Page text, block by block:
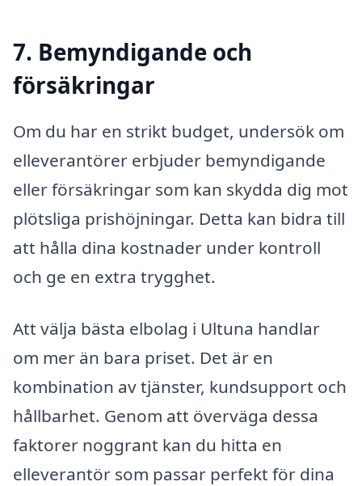
7. Bemyndigande och
försäkringar
Om du har en strikt budget, undersök om
elleverantörer erbjuder bemyndigande
eller försäkringar som kan skydda dig mot
plötsliga prishöjningar. Detta kan bidra till
att hålla dina kostnader under kontroll
och ge en extra trygghet.
Att välja bästa elbolag i Ultuna handlar
om mer än bara priset. Det är en
kombination av tjänster, kundsupport och
hållbarhet. Genom att överväga dessa
faktorer noggrant kan du hitta en
elleverantör som passar perfekt för dina